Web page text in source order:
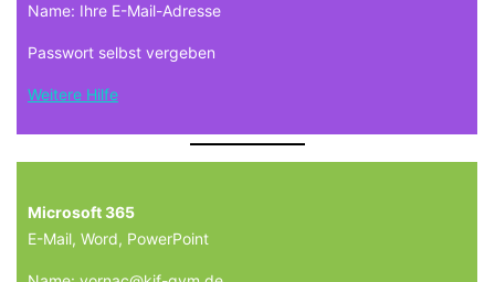
Name: Ihre E-Mail-Adresse
Passwort selbst vergeben
Weitere Hilfe
Microsoft 365
E-Mail, Word, PowerPoint